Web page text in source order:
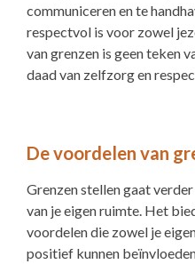
communiceren en te
respectvol is voor zowel
van grenzen is geen teken
daad van zelfzorg en
De voordelen van
Grenzen stellen gaat
van je eigen ruimte. Het
voordelen die zowel je
positief kunnen